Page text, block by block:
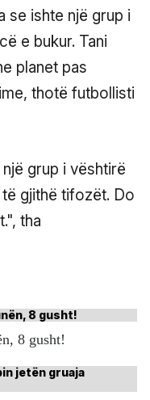
se ishte një grup i
e bukur. Tani
planet pas
thotë futbollisti
grup i vështirë
gjithë tifozët. Do
tha
8 gusht!